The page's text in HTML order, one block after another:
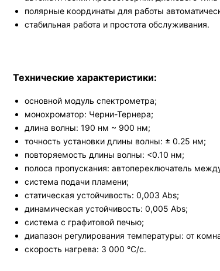
полярные координаты для работы
стабильная работа и простота обслуживания.
Технические характеристики:
основной модуль спектрометра;
монохроматор: Черни-Тернера;
длина волны: 190 нм ~ 900 нм;
точность установки длины волны: ± 0.25 нм;
повторяемость длины волны: <0.10 нм;
полоса пропускания: автопереключатель
система подачи пламени;
статическая устойчивость: 0,003 Abs;
динамическая устойчивость: 0,005 Abs;
система с графитовой печью;
диапазон регулирования температуры: от
скорость нагрева: 3 000 °C/с.